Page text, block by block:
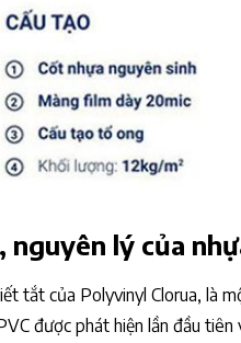
nguyên lý của
tắt của Polyvinyl Clorua, là
được phát hiện lần đầu